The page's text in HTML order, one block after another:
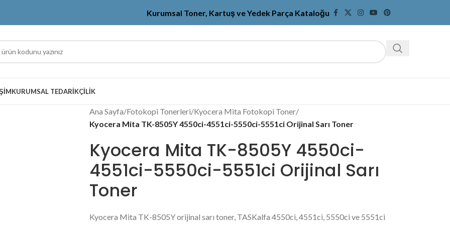
Kurumsal Toner, Kartuş ve Yedek Parça Kataloğu
KURUMSAL TEDARIKÇILIK
Ana Sayfa/Fotokopi Tonerleri/Kyocera Mita Fotokopi Toner/
Kyocera Mita TK-8505Y 4550ci-4551ci-5550ci-5551ci Orijinal Sarı Toner
Kyocera Mita TK-8505Y 4550ci-
4551ci-5550ci-5551ci Orijinal Sarı
Toner
Kyocera Mita TK-8505Y orijinal sarı toner, TASKalfa 4550ci, 4551ci, 5550ci ve 5551ci